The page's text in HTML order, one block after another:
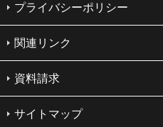
プライバシーポリシー
関連リンク
資料請求
サイトマップ